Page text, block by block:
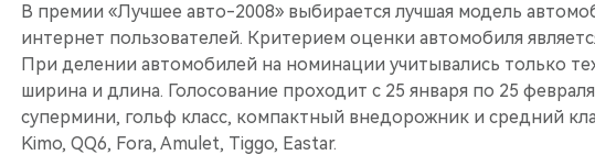
В премии «Лучшее авто-2008» выбирается лучшая модель
интернет пользователей. Критерием оценки автомобиля
При делении автомобилей на номинации учитывались только
ширина и длина. Голосование проходит с 25 января по 25
супермини, гольф класс, компактный внедорожник и средний
Kimo, QQ6, Fora, Amulet, Tiggo, Eastar.